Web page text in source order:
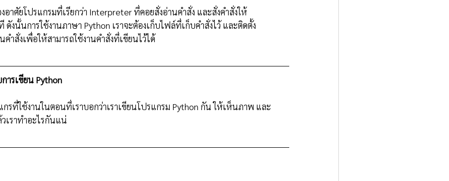
าศัยโปรแกรมที่เรียกว่า Interpreter ที่คอยสั่งอ่านคำสั่ง และสั่งคำสั่งให้
งนั้นการใช้งานภาษา Python เราจะต้องเก็บไฟล์ที่เก็บคำสั่งไว้ และติดตั้ง
ำสั่งเพื่อให้สามารถใช้งานคำสั่งที่เขียนไว้ได้
ารเขียน Python
กรที่ใช้งานในตอนที่เราบอกว่าเราเขียนโปรแกรม Python กัน ให้เห็นภาพ และ
วเราทำอะไรกันแน่